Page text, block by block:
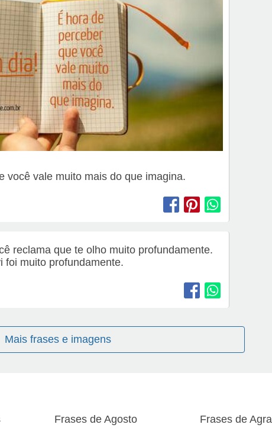
você vale muito mais do que imagina.
reclama que te olho muito profundamente.
foi muito profundamente.
Mais frases e imagens
Frases de Agosto Frases de